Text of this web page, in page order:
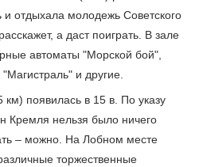
и отдыхала молодежь Советского
а даст поиграть. В зале
автоматы "Морской бой",
и другие.
появилась в 15 в. По указу
Кремля нельзя было ничего
– можно. На Лобном месте
торжественные